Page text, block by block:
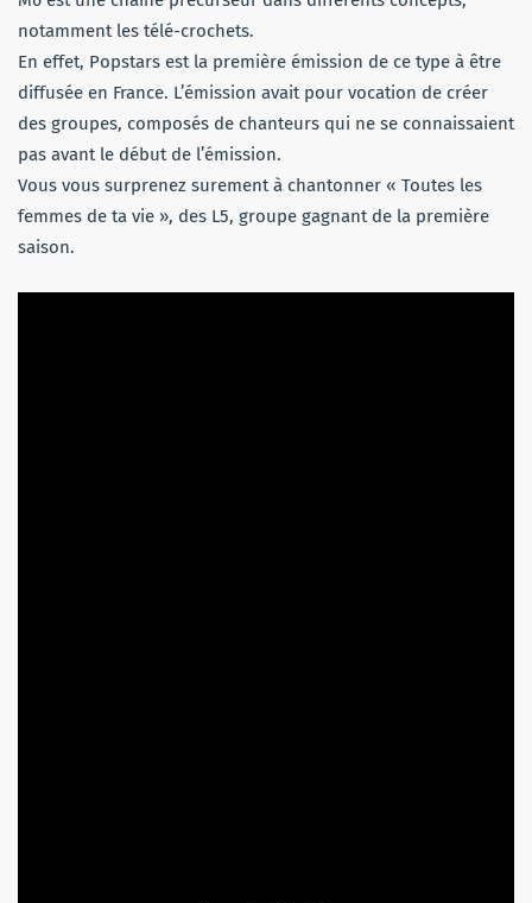
notamment les télé-crochets.
En effet, Popstars est la première émission de ce type à être
diffusée en France. L’émission avait pour vocation de créer
des groupes, composés de chanteurs qui ne se connaissaient
pas avant le début de l’émission.
Vous vous surprenez surement à chantonner « Toutes les
femmes de ta vie », des L5, groupe gagnant de la première
saison.